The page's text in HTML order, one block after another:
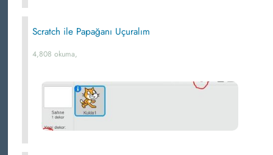
Scratch ile Papağanı Uçuralım
4,808 okuma,